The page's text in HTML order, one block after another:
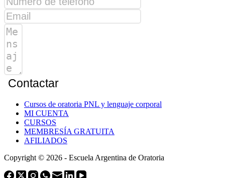
Contactar
Cursos de oratoria PNL y lenguaje corporal
MI CUENTA
CURSOS
MEMBRESÍA GRATUITA
AFILIADOS
Copyright © 2026 - Escuela Argentina de Oratoria